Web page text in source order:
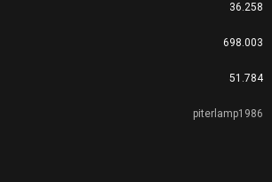
36.258
698.003
51.784
piterlamp1986